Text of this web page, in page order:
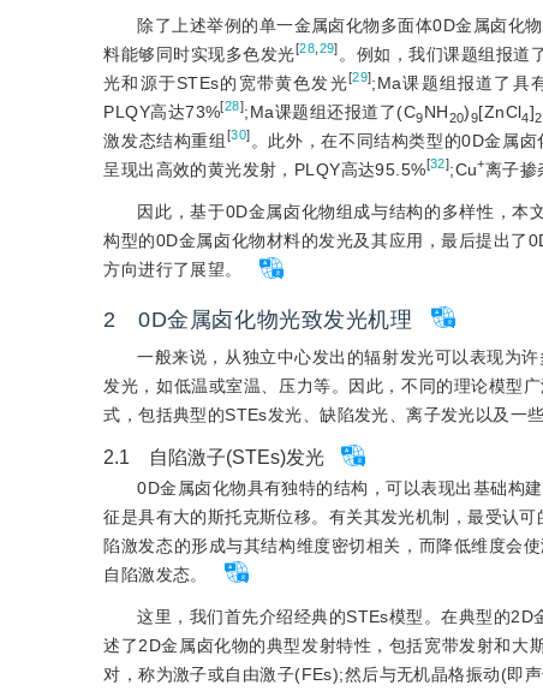
除了上述举例的单一金属卤化物多面体0D金属卤化
料能够同时实现多色发光[28,29] 。例如，我们课题组报道
光和源于STEs的宽带黄色发光[29];Ma课题组报道了具
PLQY高达73%[28];Ma课题组还报道了(C9NH20)9[ZnCl4]2
激发态结构重组 [30] 。此外，在不同结构类型的0D金属
呈现出高效的黄光发射，PLQY高达95.5%[32];Cu+离子掺
因此，基于0D金属卤化物组成与结构的多样性，本
构型的0D金属卤化物材料的发光及其应用，最后提出了
方向进行了展望。
2 0D金属卤化物光致发光机理
一般来说，从独立中心发出的辐射发光可以表现为
发光，如低温或室温、压力等。因此，不同的理论模型
式，包括典型的STEs发光、缺陷发光、离子发光以及一些
2.1 自陷激子(STEs)发光
0D金属卤化物具有独特的结构，可以表现出基础构
征是具有大的斯托克斯位移。有关其发光机制，最受认
陷激发态的形成与其结构维度密切相关，而降低维度会
自陷激发态。
这里，我们首先介绍经典的STEs模型。在典型的
述了2D金属卤化物的典型发射特性，包括宽带发射和大
对，称为激子或自由激子(FEs);然后与无机晶格振动(即